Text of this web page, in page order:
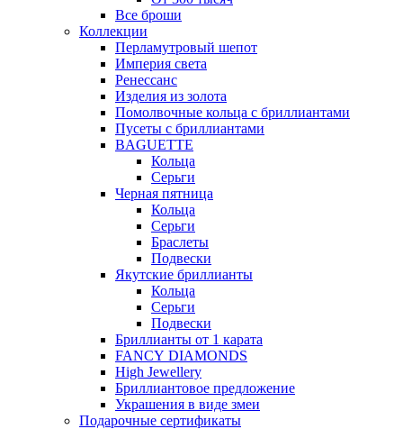
Все броши
Коллекции
Перламутровый шепот
Империя света
Ренессанс
Изделия из золота
Помолвочные кольца с бриллиантами
Пусеты с бриллиантами
BAGUETTE
Кольца
Серьги
Черная пятница
Кольца
Серьги
Браслеты
Подвески
Якутские бриллианты
Кольца
Серьги
Подвески
Бриллианты от 1 карата
FANCY DIAMONDS
High Jewellery
Бриллиантовое предложение
Украшения в виде змеи
Подарочные сертификаты